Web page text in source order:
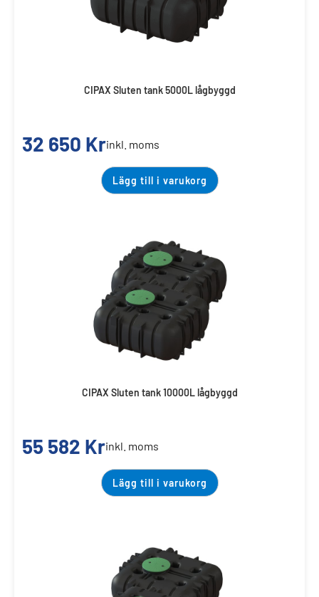
CIPAX Sluten tank 5000L lågbyggd
32 650 Krinkl. moms
Lägg till i varukorg
CIPAX Sluten tank 10000L lågbyggd
55 582 Krinkl. moms
Lägg till i varukorg